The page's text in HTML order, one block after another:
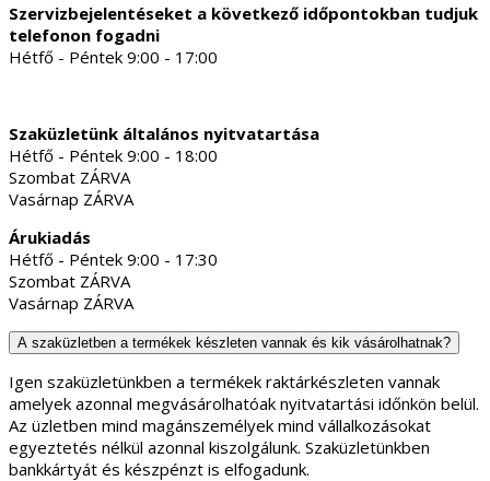
Szervizbejelentéseket a következő időpontokban tudjuk
telefonon fogadni
Hétfő - Péntek 9:00 - 17:00
Szaküzletünk általános nyitvatartása
Hétfő - Péntek 9:00 - 18:00
Szombat ZÁRVA
Vasárnap ZÁRVA
Árukiadás
Hétfő - Péntek 9:00 - 17:30
Szombat ZÁRVA
Vasárnap ZÁRVA
A szaküzletben a termékek készleten vannak és kik vásárolhatnak?
Igen szaküzletünkben a termékek raktárkészleten vannak
amelyek azonnal megvásárolhatóak nyitvatartási időnkön belül.
Az üzletben mind magánszemélyek mind vállalkozásokat
egyeztetés nélkül azonnal kiszolgálunk. Szaküzletünkben
bankkártyát és készpénzt is elfogadunk.